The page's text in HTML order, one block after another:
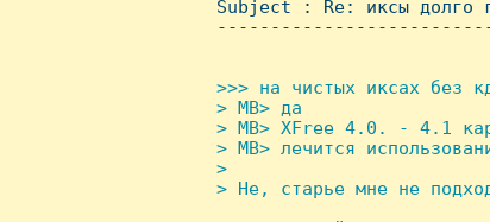
Subject : Re: иксы долго
>>> на чистых иксах без
> MB> да
> MB> XFree 4.0. - 4.1
> MB> лечится
>
> Hе, старье мне не